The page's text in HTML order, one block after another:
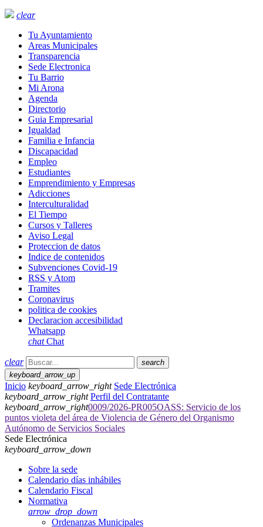
clear
Tu Ayuntamiento
Areas Municipales
Transparencia
Sede Electronica
Tu Barrio
Mi Arona
Agenda
Directorio
Guia Empresarial
Igualdad
Familia e Infancia
Discapacidad
Empleo
Estudiantes
Emprendimiento y Empresas
Adicciones
Interculturalidad
El Tiempo
Cursos y Talleres
Aviso Legal
Proteccion de datos
Indice de contenidos
Subvenciones Covid-19
RSS y Atom
Tramites
Coronavirus
politica de cookies
Declaracion accesibilidad
Whatsapp
chat Chat
clear
search
keyboard_arrow_up
Inicio keyboard_arrow_right Sede Electrónica
keyboard_arrow_right Perfil del Contratante
keyboard_arrow_right0009/2026-PR005OASS: Servicio de los
puntos violeta del área de Violencia de Género del Organismo
Autónomo de Servicios Sociales
Sede Electrónica
keyboard_arrow_down
Sobre la sede
Calendario días inhábiles
Calendario Fiscal
Normativa
arrow_drop_down
Ordenanzas Municipales